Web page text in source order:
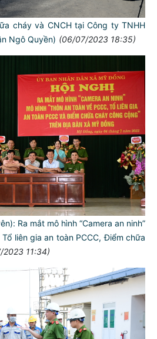
cháy và CNCH tại Công ty TNHH
Ngô Quyền) (06/07/2023 18:35)
Ra mắt mô hình “Camera an ninh”
liên gia an toàn PCCC, Điểm chữa
2023 11:34)